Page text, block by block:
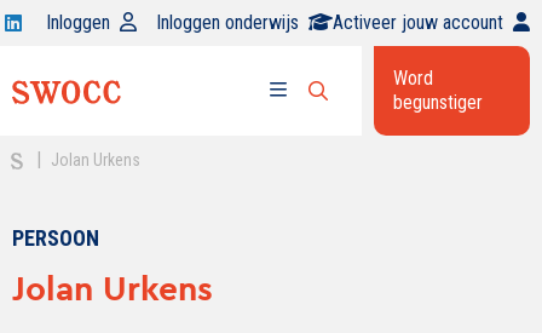
Open
op
Inloggen Inloggen onderwijs Activeer jouw account
Open
zoekbalk
Word
begunstiger
Jolan Urkens
PERSOON
Jolan Urkens